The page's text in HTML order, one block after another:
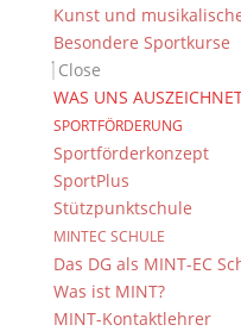
Kunst und
Besondere Sportkurse
Close
WAS UNS
SPORTFÖRDERUNG
Sportförderkonzept
SportPlus
Stützpunktschule
MINTEC SCHULE
Das DG als MINT-EC
Was ist MINT?
MINT-Kontaktlehrer